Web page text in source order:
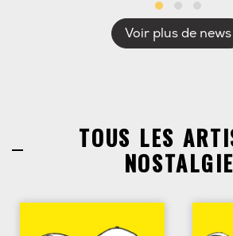
Voir plus de news
TOUS LES
NOSTALGIE